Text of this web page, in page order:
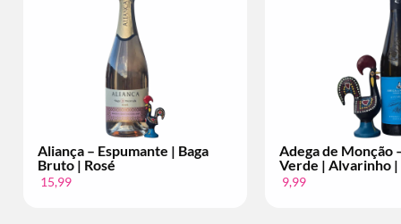
Aliança – Espumante | Baga
Bruto | Rosé
15,99
Adega de Monção
Verde | Alvarinho |
9,99